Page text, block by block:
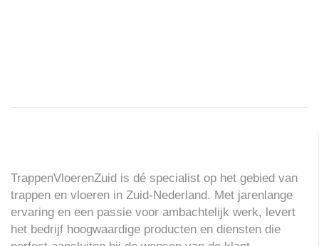
TrappenVloerenZuid is dé specialist op het gebied van
trappen en vloeren in Zuid-Nederland. Met jarenlange
ervaring en een passie voor ambachtelijk werk, levert
het bedrijf hoogwaardige producten en diensten die